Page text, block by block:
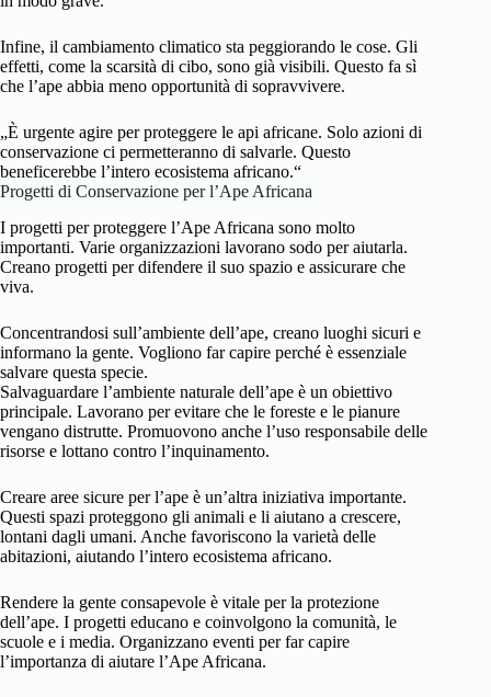
Infine, il cambiamento climatico sta peggiorando le cose. Gli
effetti, come la scarsità di cibo, sono già visibili. Questo fa sì
che l’ape abbia meno opportunità di sopravvivere.
„È urgente agire per proteggere le api africane. Solo azioni di
conservazione ci permetteranno di salvarle. Questo
beneficerebbe l’intero ecosistema africano.“
Progetti di Conservazione per l’Ape Africana
I progetti per proteggere l’Ape Africana sono molto
importanti. Varie organizzazioni lavorano sodo per aiutarla.
Creano progetti per difendere il suo spazio e assicurare che
viva.
Concentrandosi sull’ambiente dell’ape, creano luoghi sicuri e
informano la gente. Vogliono far capire perché è essenziale
salvare questa specie.
Salvaguardare l’ambiente naturale dell’ape è un obiettivo
principale. Lavorano per evitare che le foreste e le pianure
vengano distrutte. Promuovono anche l’uso responsabile delle
risorse e lottano contro l’inquinamento.
Creare aree sicure per l’ape è un’altra iniziativa importante.
Questi spazi proteggono gli animali e li aiutano a crescere,
lontani dagli umani. Anche favoriscono la varietà delle
abitazioni, aiutando l’intero ecosistema africano.
Rendere la gente consapevole è vitale per la protezione
dell’ape. I progetti educano e coinvolgono la comunità, le
scuole e i media. Organizzano eventi per far capire
l’importanza di aiutare l’Ape Africana.